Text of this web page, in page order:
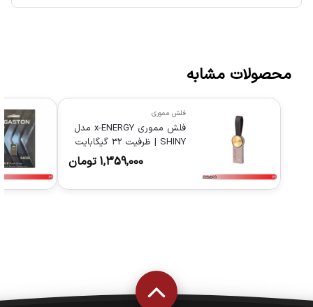
محصولات مشابه
فلش مموری
فلش مموری x-ENERGY مدل
SHINY | ظرفیت 32 گیگابایت
1,359,000 تومان